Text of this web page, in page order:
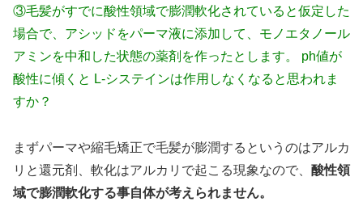
③毛髪がすでに酸性領域で膨潤軟化されていると仮定した
場合で、アシッドをパーマ液に添加して、モノエタノール
アミンを中和した状態の薬剤を作ったとします。 ph値が
酸性に傾くと L-システインは作用しなくなると思われま
すか？
まずパーマや縮毛矯正で毛髪が膨潤するというのはアルカ
リと還元剤、軟化はアルカリで起こる現象なので、 酸性領
域で膨潤軟化する事自体が考えられません。